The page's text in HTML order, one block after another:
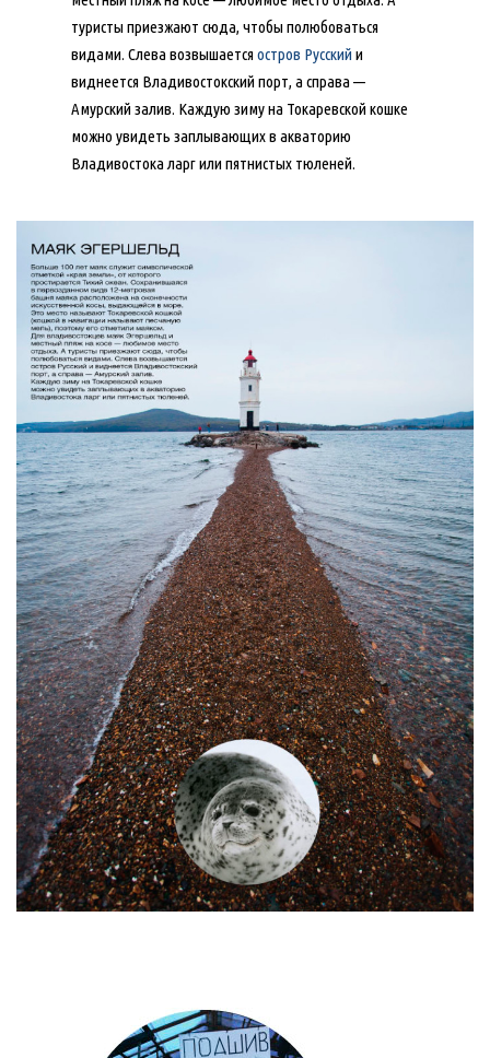
туристы приезжают сюда, чтобы полюбоваться
видами. Слева возвышается остров Русский и
виднеется Владивостокский порт, а справа —
Амурский залив. Каждую зиму на Токаревской кошке
можно увидеть заплывающих в акваторию
Владивостока ларг или пятнистых тюленей.